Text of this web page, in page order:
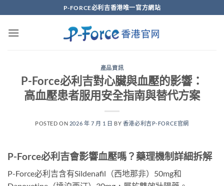
to
content
P-FORCE必利吉香港唯一官方網站
產品資訊
P-Force必利吉對心臟與血壓的影響：
高血壓患者服用安全指南與替代方案
POSTED ON 2026 年 7 月 1 日 BY 香港必利吉P-FORCE官網
P-Force必利吉會影響血壓嗎？藥理機制詳細拆解
P-Force必利吉含有Sildenafil（西地那非）50mg和